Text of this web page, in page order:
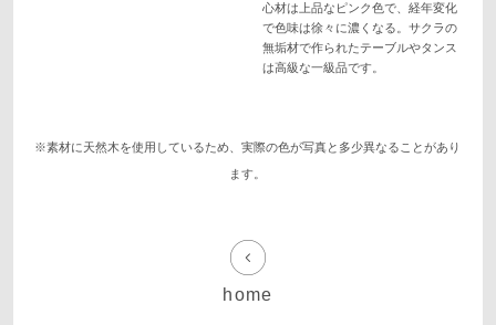
心材は上品なピンク色で、経年変化
で色味は徐々に濃くなる。サクラの
無垢材で作られたテーブルやタンス
は高級な一級品です。
※素材に天然木を使用しているため、実際の色が写真と多少異なることがあり
ます。
home